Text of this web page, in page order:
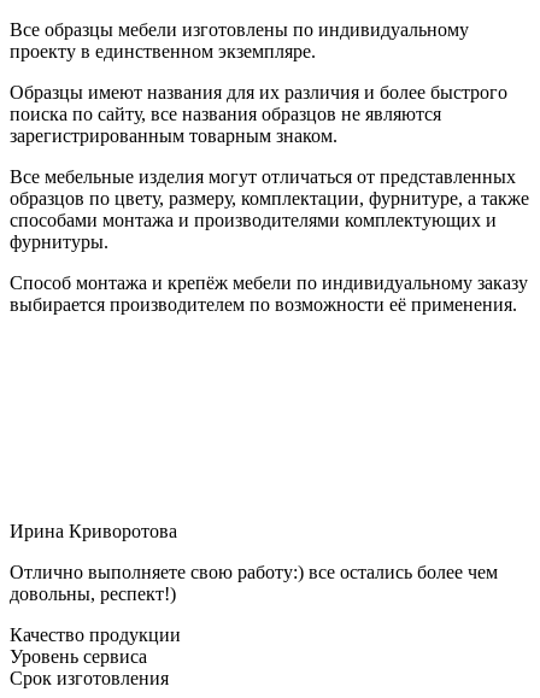
Все образцы мебели изготовлены по индивидуальному
проекту в единственном экземпляре.
Образцы имеют названия для их различия и более быстрого
поиска по сайту, все названия образцов не являются
зарегистрированным товарным знаком.
Все мебельные изделия могут отличаться от представленных
образцов по цвету, размеру, комплектации, фурнитуре, а также
способами монтажа и производителями комплектующих и
фурнитуры.
Способ монтажа и крепёж мебели по индивидуальному заказу
выбирается производителем по возможности её применения.
Ирина Криворотова
Отлично выполняете свою работу:) все остались более чем
довольны, респект!)
Качество продукции
Уровень сервиса
Срок изготовления